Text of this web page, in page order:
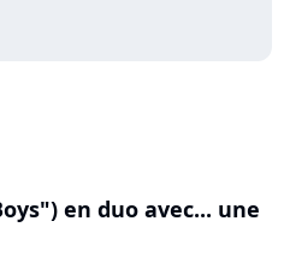
en duo avec... une